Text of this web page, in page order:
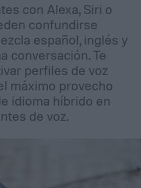
con Alexa, Siri o
confundirse
español, inglés y
conversación. Te
perfiles de voz
máximo provecho
idioma híbrido en
de voz.